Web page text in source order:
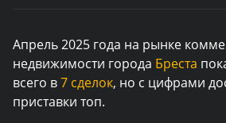
Апрель 2025 года на рынке
недвижимости города Бреста
всего в7 сделок, но с цифрами
приставки топ.